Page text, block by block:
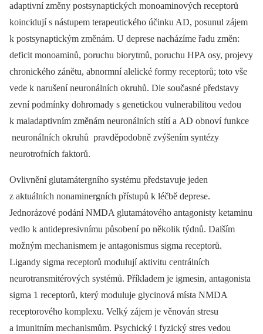
adaptivní změny postsynaptických monoaminových receptorů
koincidují s nástupem terapeutického účinku AD, posunul zájem
k postsynaptickým změnám. U deprese nacházíme řadu změn:
deficit monoaminů, poruchu biorytmů, poruchu HPA osy, projevy
chronického zánětu, abnormní alelické formy receptorů; toto vše
vede k narušení neuronálních okruhů. Dle současné představy
zevní podmínky dohromady s genetickou vulnerabilitou vedou
k maladaptivním změnám neuronálních stítí a AD obnoví funkce
neuronálních okruhů pravděpodobně zvýšením syntézy
neurotrofních faktorů.
Ovlivnění glutamátergního systému představuje jeden
z aktuálních nonaminergních přístupů k léčbě deprese.
Jednorázové podání NMDA glutamátového antagonisty ketaminu
vedlo k antidepresivnímu působení po několik týdnů. Dalším
možným mechanismem je antagonismus sigma receptorů.
Ligandy sigma receptorů modulují aktivitu centrálních
neurotransmitérových systémů. Příkladem je igmesin, antagonista
sigma 1 receptorů, který moduluje glycinová místa NMDA
receptorového komplexu. Velký zájem je věnován stresu
a imunitním mechanismům. Psychický i fyzický stres vedou